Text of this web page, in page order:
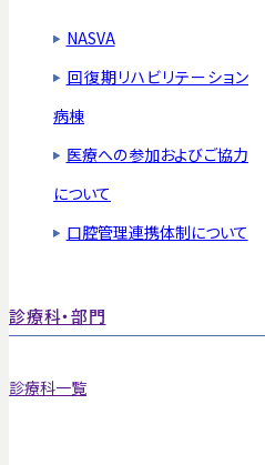
NASVA
回復期リハビリテーション
病棟
医療への参加およびご協力
について
口腔管理連携体制について
診療科・部門
診療科一覧